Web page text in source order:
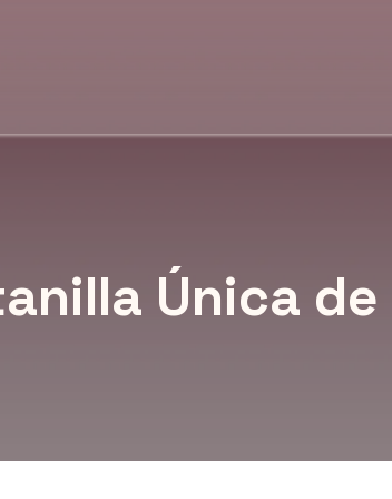
Única